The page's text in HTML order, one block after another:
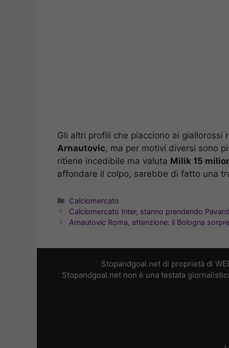
Gli altri profili che piacciono ai giallorossi
Arnautovic, ma per motivi diversi sono
ritiene incedibile ma valuta Milik 15
affondare il colpo, sarebbe di fatto una
Categorie
Calciomercato
Calciomercato Inter, stanno prendendo
Arnautovic Roma, attenzione: il Bologna
Stopandgoal.net di proprietà di
Stopandgoal.net non è una testata